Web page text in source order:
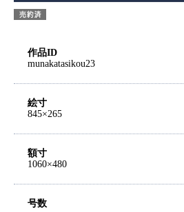
作品ID
munakatasikou23
絵寸
845×265
額寸
1060×480
号数